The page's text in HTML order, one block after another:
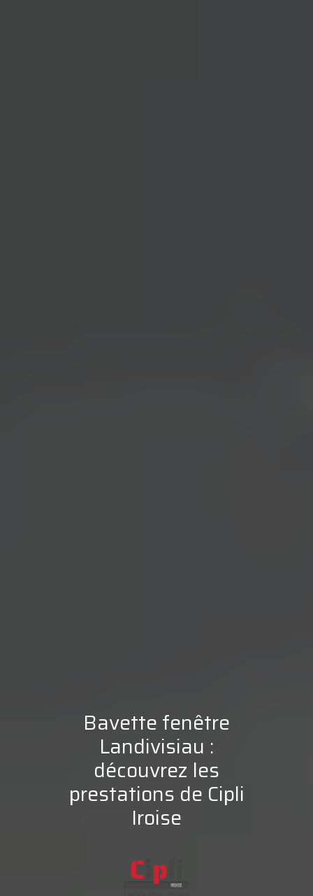
Bavette fenêtre
Landivisiau :
découvrez les
prestations de Cipli
Iroise